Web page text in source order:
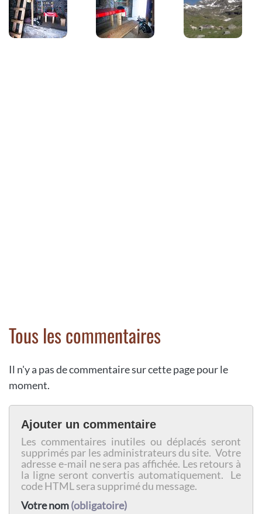
Tous les commentaires
Il n'y a pas de commentaire sur cette page pour le
moment.
Ajouter un commentaire
Les commentaires inutiles ou déplacés seront
supprimés par les administrateurs du site. Votre
adresse e-mail ne sera pas affichée. Les retours à
la ligne seront convertis automatiquement. Le
code HTML sera supprimé du message.
Votre nom(obligatoire)